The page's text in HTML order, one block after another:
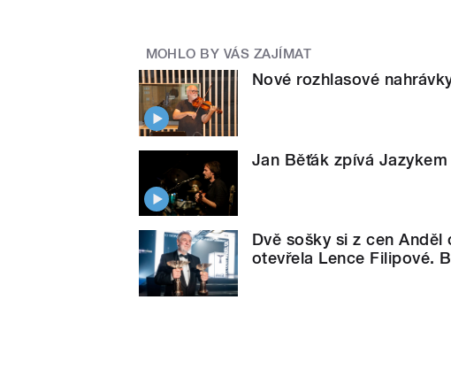
MOHLO BY VÁS ZAJÍMAT
Nové rozhlasové
Jan Běťák zpívá
Dvě sošky si z cen
otevřela Lence Filipové.